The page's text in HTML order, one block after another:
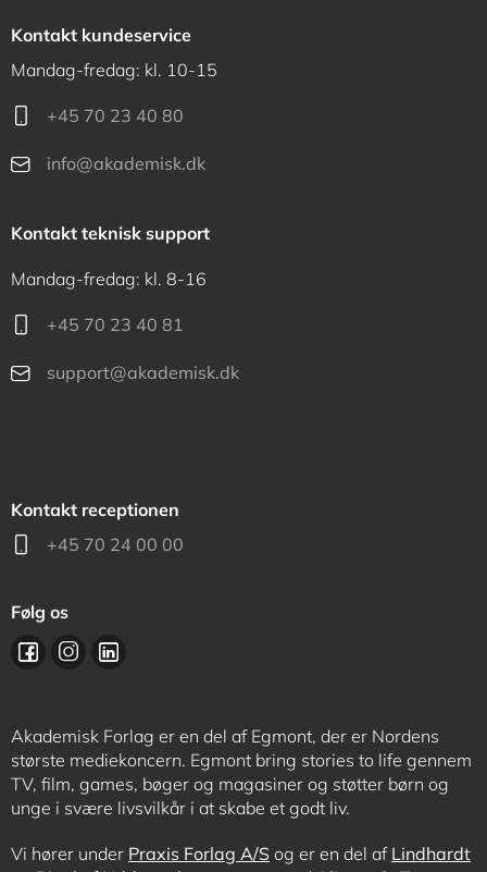
Kontakt kundeservice
Mandag-fredag: kl. 10-15
+45 70 23 40 80
info@akademisk.dk
Kontakt teknisk support
Mandag-fredag: kl. 8-16
+45 70 23 40 81
support@akademisk.dk
Kontakt receptionen
+45 70 24 00 00
Følg os
Akademisk Forlag er en del af Egmont, der er Nordens
største mediekoncern. Egmont bring stories to life gennem
TV, film, games, bøger og magasiner og støtter børn og
unge i svære livsvilkår i at skabe et godt liv.
Vi hører under Praxis Forlag A/S og er en del af Lindhardt